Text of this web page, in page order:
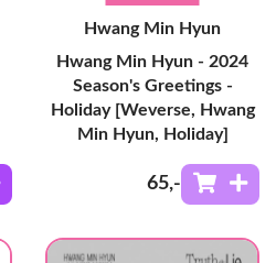
Hwang Min Hyun
Hwang Min Hyun - 2024
Season's Greetings -
Holiday [Weverse, Hwang
Min Hyun, Holiday]
65,-